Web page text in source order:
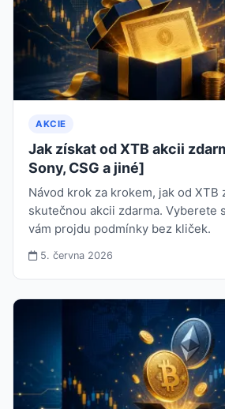
AKCIE
Jak získat od XTB akcii
Sony, CSG a jiné]
Návod krok za krokem, jak od XTB
skutečnou akcii zdarma. Vyberete
vám projdu podmínky bez kliček.
5. června 2026